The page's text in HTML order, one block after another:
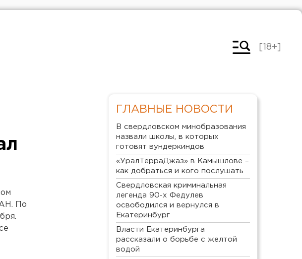
[18+]
По
ГЛАВНЫЕ НОВОСТИ
В свердловском минобразования
назвали школы, в которых
готовят вундеркиндов
«УралТерраДжаз» в Камышлове –
как добраться и кого послушать
Свердловская криминальная
легенда 90-х Федулев
освободился и вернулся в
Екатеринбург
Власти Екатеринбурга
рассказали о борьбе с желтой
водой